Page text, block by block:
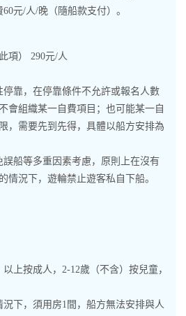
元/人/晚（隨船款支付）。
項） 290元/人
停靠，在停靠條件不允許或報名人數
會組織某一自費項目；也可能某一自
，需要先到先得，具體以船方安排為
船等多重因素考慮，原則上在沒有
情況下，遊輪禁止遊客私自下船。
上按成人，2-12歲（不含）按兒童，
下，須用房1間，船方無法安排與人